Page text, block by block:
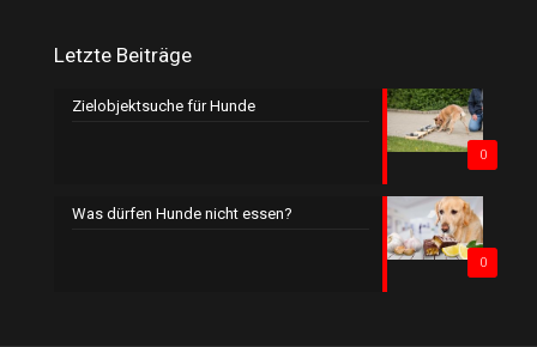
Letzte Beiträge
0
Zielobjektsuche für Hunde
0
Was dürfen Hunde nicht essen?